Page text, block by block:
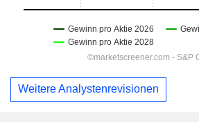
Weitere Analystenrevisionen